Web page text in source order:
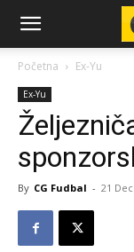
CG-
Fudbal
Početna Ex-Yu
Ex-Yu
By CG Fudbal - 21